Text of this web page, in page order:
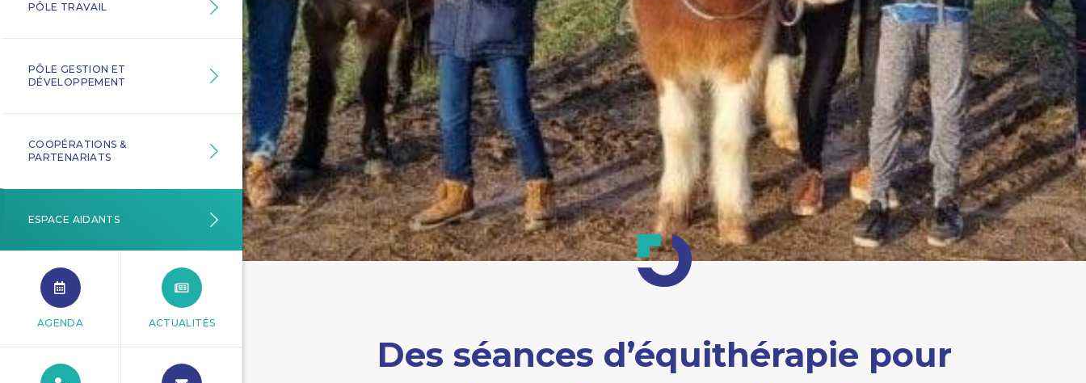
PÔLE TRAVAIL
PÔLE GESTION ET
DÉVELOPPEMENT
COOPÉRATIONS &
PARTENARIATS
ESPACE AIDANTS
AGENDA ACTUALITÉS
Des séances d’équithérapie pour